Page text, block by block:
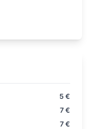
5 €
7 €
7 €